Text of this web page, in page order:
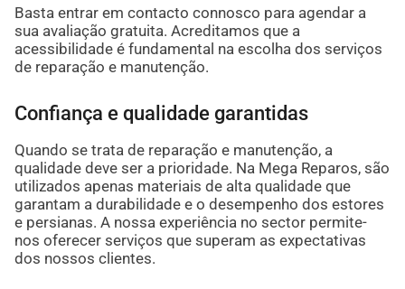
Basta entrar em contacto connosco para agendar a
sua avaliação gratuita. Acreditamos que a
acessibilidade é fundamental na escolha dos serviços
de reparação e manutenção.
Confiança e qualidade garantidas
Quando se trata de reparação e manutenção, a
qualidade deve ser a prioridade. Na Mega Reparos, são
utilizados apenas materiais de alta qualidade que
garantam a durabilidade e o desempenho dos estores
e persianas. A nossa experiência no sector permite-
nos oferecer serviços que superam as expectativas
dos nossos clientes.